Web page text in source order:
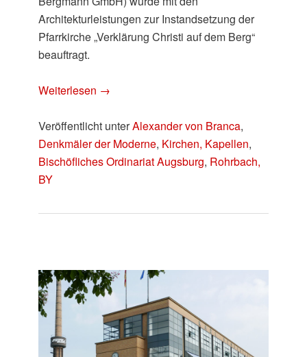
Architekturleistungen zur Instandsetzung der
Pfarrkirche „Verklärung Christi auf dem Berg“
beauftragt.
Weiterlesen →
Veröffentlicht unterAlexander von Branca,
Denkmäler der Moderne, Kirchen, Kapellen,
Bischöfliches Ordinariat Augsburg, Rohrbach,
BY